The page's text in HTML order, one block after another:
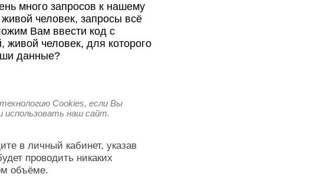
много запросов к нашему
человек, запросы всё
Вам ввести код с
человек, для которого
данные?
Cookies, если Вы
использовать наш сайт.
в личный кабинет, указав
проводить никаких
объёме.